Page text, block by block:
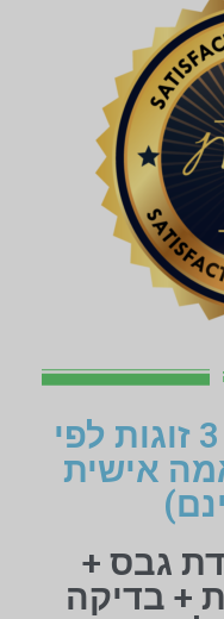
מדרסים במבצע: 3 זוגות לפי
אישית
גבס +
+ בדיקה